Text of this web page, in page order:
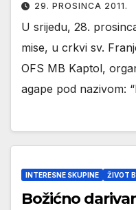
29. PROSINCA 2011.
U srijedu, 28.
mise, u crkvi sv.
OFS MB Kaptol,
agape pod nazivom:
INTERESNE SKUPINE ŽIVOT
Božićno